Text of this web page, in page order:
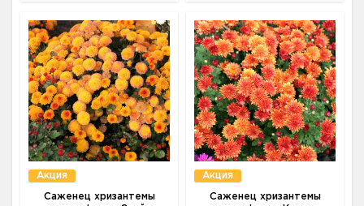
Акция
Саженец хризантемы
Акция
Саженец хризантемы